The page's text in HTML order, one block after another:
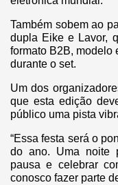
Também sobem ao
dupla Eike e Lavor,
formato B2B, modelo
durante o set.
Um dos
que esta edição
público uma pista
“Essa festa será o
do ano. Uma noite
pausa e celebrar
conosco fazer parte